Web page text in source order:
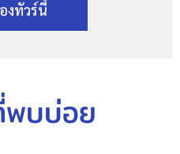
งทัวร์นี้
พบบ่อย